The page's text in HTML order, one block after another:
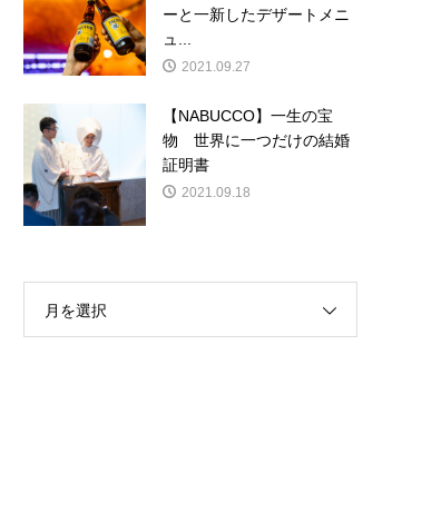
ーと一新したデザートメニ
ュ...
2021.09.27
【NABUCCO】一生の宝
物 世界に一つだけの結婚
証明書
2021.09.18
月を選択